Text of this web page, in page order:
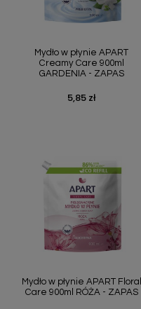
Mydło w płynie APART
Creamy Care 900ml
GARDENIA - ZAPAS
Cena
5,85 zł
Mydło w płynie APART Floral
Care 900ml RÓŻA - ZAPAS